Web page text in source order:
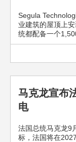
Segula
业建筑的屋顶上
统都配备一个
马克龙宣布
电
法国总统马克龙9
标，法国将在